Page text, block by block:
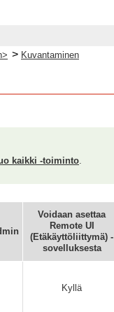
> Kuvantaminen
kaikki -toiminto.
Voidaan asettaa
Remote UI
(Etäkäyttöliittymä) -
sovelluksesta
Kyllä